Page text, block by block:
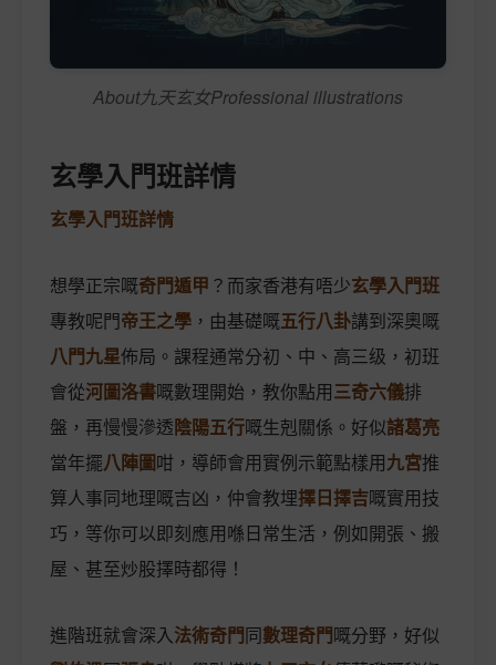
About九天玄女Professional illustrations
玄學入門班詳情
玄學入門班詳情
想學正宗嘅奇門遁甲 ？而家香港有唔少玄學入門班
專教呢門帝王之學 ，由基礎嘅五行八卦講到深奧嘅
八門九星佈局。課程通常分初、中、高三级，初班
會從河圖洛書嘅數理開始，教你點用三奇六儀排
盤，再慢慢滲透陰陽五行嘅生剋關係。好似諸葛亮
當年擺八陣圖咁，導師會用實例示範點樣用九宮推
算人事同地理嘅吉凶，仲會教埋擇日擇吉嘅實用技
巧，等你可以即刻應用喺日常生活，例如開張、搬
屋、甚至炒股擇時都得！
進階班就會深入法術奇門同數理奇門嘅分野，好似